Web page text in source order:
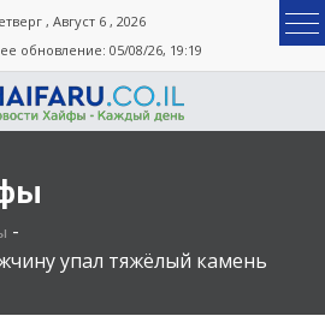
, Август 6 , 2026
обновление: 05/08/26, 19:19
-
упал тяжёлый камень